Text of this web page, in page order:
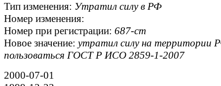
Тип изменения: Утратил силу в РФ
Номер изменения:
Номер при регистрации: 687-ст
Новое значение: утратил силу на территории
пользоваться ГОСТ Р ИСО 2859-1-2007
2000-07-01